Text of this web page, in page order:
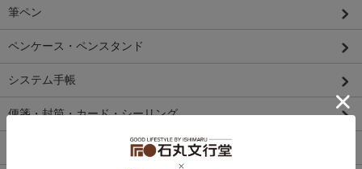
筆ペン
ペンケース・ペンスタンド
システム手帳
便箋・封筒・カード・シーリング